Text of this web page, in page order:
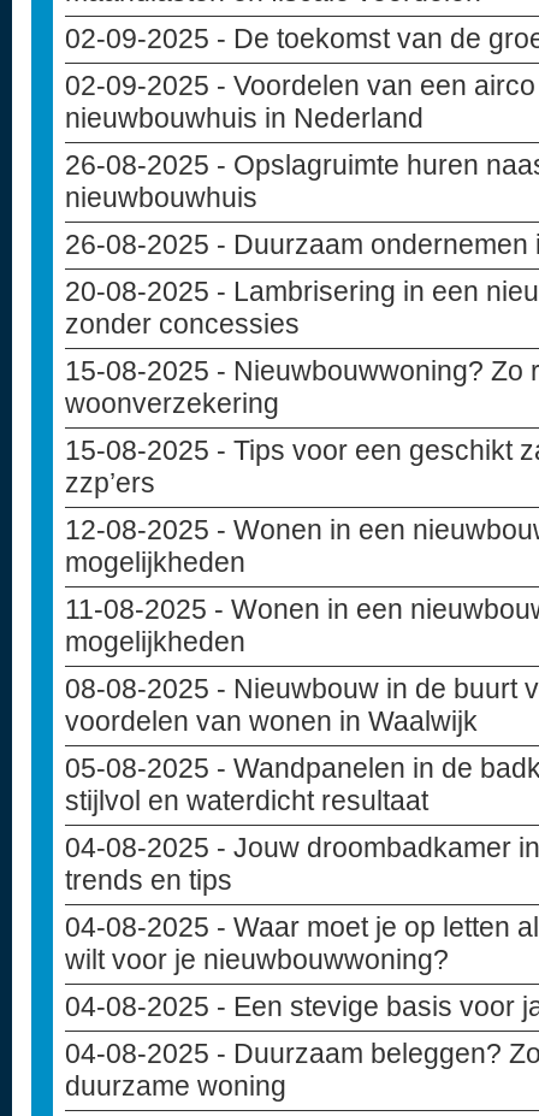
02-09-2025 - De toekomst van de
02-09-2025 - Voordelen van een
nieuwbouwhuis in Nederland
26-08-2025 - Opslagruimte huren
nieuwbouwhuis
26-08-2025 - Duurzaam
20-08-2025 - Lambrisering in een
zonder concessies
15-08-2025 - Nieuwbouwwoning? Zo
woonverzekering
15-08-2025 - Tips voor een geschikt
zzp’ers
12-08-2025 - Wonen in een
mogelijkheden
11-08-2025 - Wonen in een
mogelijkheden
08-08-2025 - Nieuwbouw in de buurt
voordelen van wonen in Waalwijk
05-08-2025 - Wandpanelen in de
stijlvol en waterdicht resultaat
04-08-2025 - Jouw droombadkamer
trends en tips
04-08-2025 - Waar moet je op letten
wilt voor je nieuwbouwwoning?
04-08-2025 - Een stevige basis voor
04-08-2025 - Duurzaam beleggen?
duurzame woning